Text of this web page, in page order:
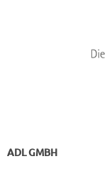
ADL GMBH